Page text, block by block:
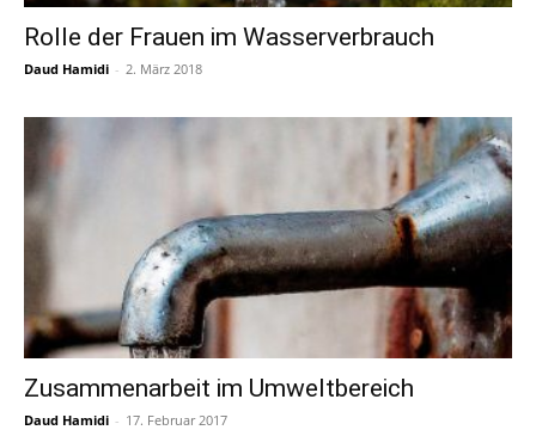
Rolle der Frauen im Wasserverbrauch
Daud Hamidi - 2. März 2018
Zusammenarbeit im Umweltbereich
Daud Hamidi - 17. Februar 2017